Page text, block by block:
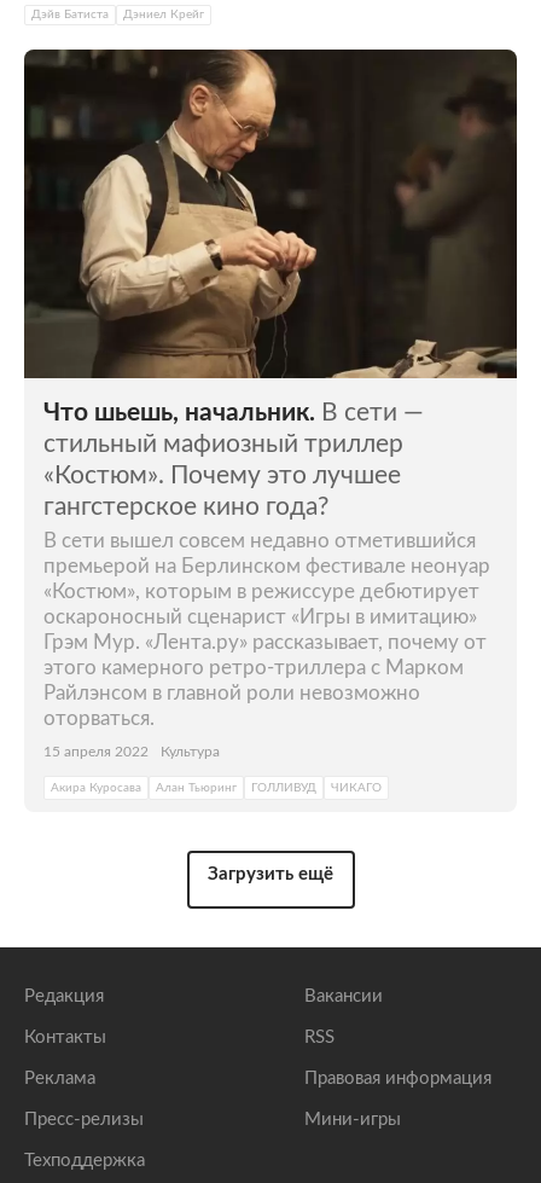
Дэйв Батиста Дэниел Крейг
Что шьешь, начальник. В сети —
стильный мафиозный триллер
«Костюм». Почему это лучшее
гангстерское кино года?
В сети вышел совсем недавно отметившийся
премьерой на Берлинском фестивале неонуар
«Костюм», которым в режиссуре дебютирует
оскароносный сценарист «Игры в имитацию»
Грэм Мур. «Лента.ру» рассказывает, почему от
этого камерного ретро-триллера с Марком
Райлэнсом в главной роли невозможно
оторваться.
15 апреля 2022 Культура
Акира Куросава Алан Тьюринг ГОЛЛИВУД ЧИКАГО
Загрузить ещё
Редакция
Контакты
Реклама
Пресс-релизы
Техподдержка
Вакансии
RSS
Правовая информация
Мини-игры